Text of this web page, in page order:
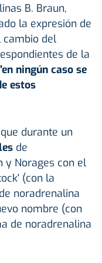
B. Braun,
la expresión de
cambio del
de la
ningún caso se
estos
durante un
de
y Norages con el
(con la
noradrenalina
nombre (con
de noradrenalina